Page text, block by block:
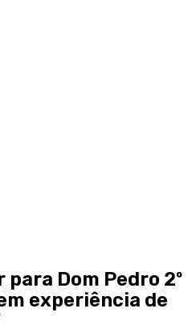
Dom Pedro 2º
experiência de